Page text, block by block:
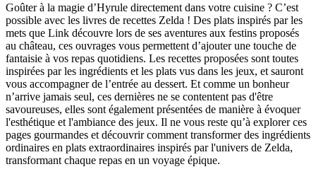
Goûter à la magie d’Hyrule directement dans votre cuisine ? C’est
possible avec les livres de recettes Zelda ! Des plats inspirés par les
mets que Link découvre lors de ses aventures aux festins proposés
au château, ces ouvrages vous permettent d’ajouter une touche de
fantaisie à vos repas quotidiens. Les recettes proposées sont toutes
inspirées par les ingrédients et les plats vus dans les jeux, et sauront
vous accompagner de l’entrée au dessert. Et comme un bonheur
n’arrive jamais seul, ces dernières ne se contentent pas d'être
savoureuses, elles sont également présentées de manière à évoquer
l'esthétique et l'ambiance des jeux. Il ne vous reste qu’à explorer ces
pages gourmandes et découvrir comment transformer des ingrédients
ordinaires en plats extraordinaires inspirés par l'univers de Zelda,
transformant chaque repas en un voyage épique.